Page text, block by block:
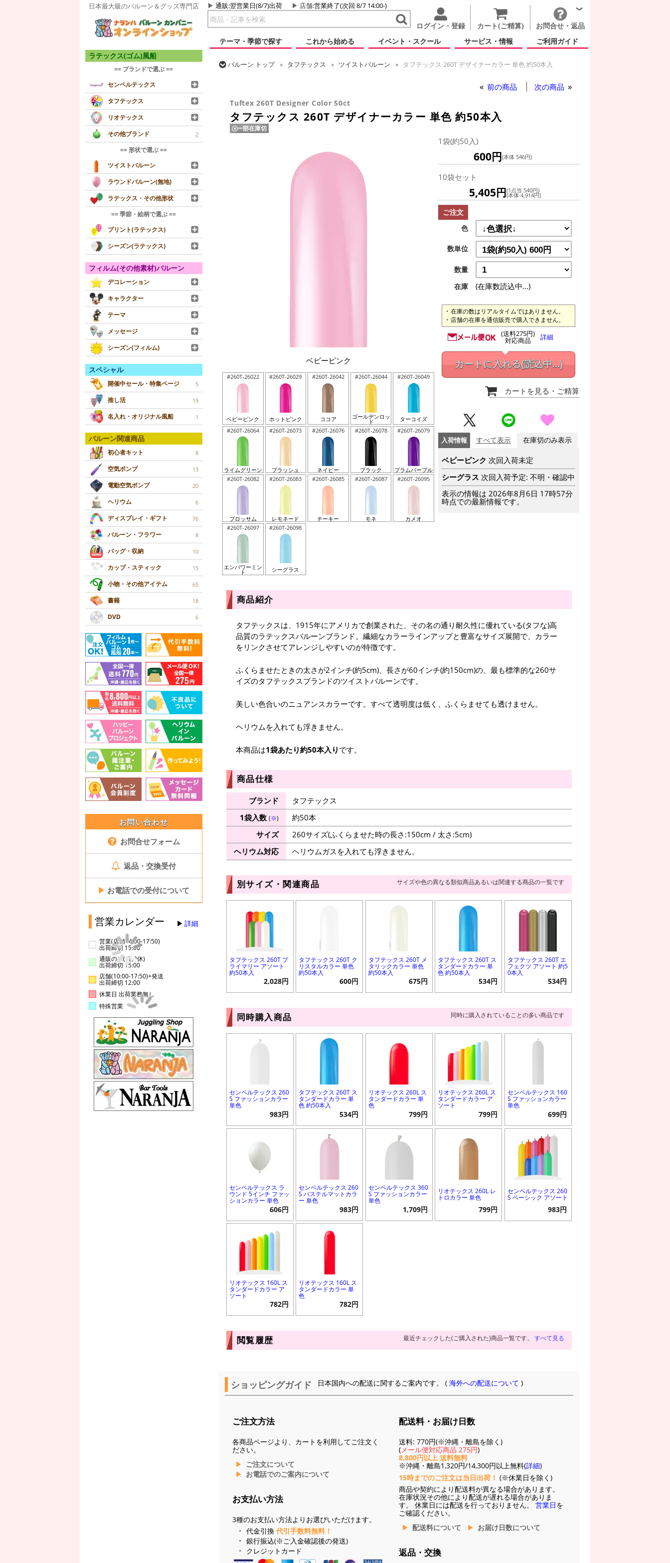
日本最大級のバルーン＆グッズ専門店 通販:翌営業日(8/7)出荷 店舗:営業終了(次回 8/7 14:00-)
ログイン・登録 カート(ご精算)
お問合せ・返品
テーマ・季節で探す
これから始める イベント・スクール サービス・情報 ご利用ガイド
ラテックス(ゴム)風船
== ブランドで選ぶ ==
センペルテックス
タフテックス
リオテックス
その他ブランド
2
== 形状で選ぶ ==
ツイストバルーン
ラウンドバルーン(無地)
ラテックス・その他形状
== 季節・絵柄で選ぶ ==
プリント(ラテックス)
シーズン(ラテックス)
フィルム(その他素材)バルーン
デコレーション
キャラクター
テーマ
メッセージ
シーズン(フィルム)
スペシャル
開催中セール・特集ページ 5
推し活 19
名入れ・オリジナル風船 1
バルーン関連商品
初心者キット 8
空気ポンプ 13
電動空気ポンプ 20
ヘリウム 6
ディスプレイ・ギフト 76
バルーン・フラワー 8
バッグ・収納 10
カップ・スティック 15
小物・その他アイテム 65
書籍 18
DVD 6
お問い合わせ
お問合せフォーム
返品・交換受付
▶ お電話での受付について
営業カレンダー 詳細
営業(店舗14:00-17:50)
出荷締切 15:00
通販のみ(店舗休)
出荷締切 15:00
店舗(10:00-17:50)+発送
出荷締切 12:00
休業日 出荷業務無し
特殊営業
バルーン トップ タフテックス ツイストバルーン
タフテックス 260T デザイナーカラー 単色 約50本入
前の商品 次の商品
Tuftex 260T Designer Color 50ct
タフテックス 260T デザイナーカラー 単色 約50本入
一部在庫切
ベビーピンク
#260T-26022
ベビーピンク
#260T-26029
ホットピンク
#260T-26042
ココア
#260T-26044
ゴールデンロッ
ド
#260T-26049
ターコイズ
#260T-26064
ライムグリーン
#260T-26073
ブラッシュ
#260T-26076
ネイビー
#260T-26078
ブラック
#260T-26079
プラムパープル
#260T-26082
ブロッサム
#260T-26083
レモネード
#260T-26085
チーキー
#260T-26087
モネ
#260T-26095
カメオ
#260T-26097
エンパワーミン
ト
#260T-26098
シーグラス
1袋(約50入)
600円(本体 546円)
10袋セット
5,405円(1点当 540円)
(本体 4,914円)
ご注文
色
数単位
数量
在庫
(在庫数読込中...)
在庫の数はリアルタイムではありません。
店舗の在庫を通信販売で購入できません。
(送料275円)
対応商品 詳細
カートに入れる(読込中...)
カートを見る ・ご精算
入荷情報 すべて表示 在庫切のみ表示
ベビーピンク 次回入荷未定
シーグラス 次回入荷予定: 不明・確認中
表示の情報は 2026年8月6日 17時57分
時点での最新情報です。
商品紹介
タフテックスは、1915年にアメリカで創業された、その名の通り耐久性に優れている(タフな)高
品質のラテックスバルーンブランド。繊細なカラーラインアップと豊富なサイズ展開で、カラー
をリンクさせてアレンジしやすいのが特徴です。
ふくらませたときの太さが2インチ(約5cm)、長さが60インチ(約150cm)の、最も標準的な260サ
イズのタフテックスブランドのツイストバルーンです。
美しい色合いのニュアンスカラーです。すべて透明度は低く、ふくらませても透けません。
ヘリウムを入れても浮きません。
本商品は1袋あたり約50本入り です。
商品仕様
ブランド
タフテックス
1袋入数 (※)
約50本
サイズ
260サイズ(ふくらませた時の長さ:150cm / 太さ:5cm)
ヘリウム対応
ヘリウムガスを入れても浮きません。
別サイズ・関連商品 サイズや色の異なる類似商品あるいは関連する商品の一覧です
タフテックス 260T プ
ライマリー アソート
約50本入
2,028円
タフテックス 260T ク
リスタルカラー 単色
約50本入
600円
タフテックス 260T メ
タリックカラー 単色
約50本入
675円
タフテックス 260T ス
タンダードカラー 単
色 約50本入
534円
タフテックス 260T エ
フェクツ アソート 約5
0本入
534円
同時購入商品 同時に購入されていることの多い商品です
センペルテックス 260
S ファッションカラー
単色
983円
タフテックス 260T ス
タンダードカラー 単
色 約50本入
534円
リオテックス 260L ス
タンダードカラー 単
色
799円
リオテックス 260L ス
タンダードカラー ア
ソート
799円
センペルテックス 160
S ファッションカラー
単色
699円
センペルテックス ラ
ウンド 5インチ ファッ
ションカラー 単色
606円
センペルテックス 260
S パステルマットカラ
ー 単色
983円
センペルテックス 360
S ファッションカラー
単色
1,709円
リオテックス 260L レ
トロカラー 単色
799円
センペルテックス 260
S ベーシック アソート
983円
リオテックス 160L ス
タンダードカラー ア
ソート
782円
リオテックス 160L ス
タンダードカラー 単
色
782円
閲覧履歴 最近チェックした(ご購入された)商品一覧です。 すべて見る
ショッピングガイド 日本国内への配送に関するご案内です。 (海外への配送について )
ご注文方法
各商品ページより、カートを利用してご注文く
ださい。
ご注文について
お電話でのご案内について
お支払い方法
3種のお支払い方法よりお選びいただけます。
代金引換 代引手数料無料！
銀行振込(※ご入金確認後の発送)
クレジットカード
配送料・お届け日数
送料: 770円(※沖縄・離島を除く)
(メール便対応商品 275円)
8,800円以上 送料無料
※沖縄・離島1,320円/14,300円以上無料(詳細)
15時までのご注文は当日出荷！ (※休業日を除く)
商品や契約により配送料が異なる場合があります。
在庫状況その他により配送が遅れる場合がありま
す。 休業日には配送を行っておりません。 営業日を
ご確認ください。
配送料について
お届け日数について
返品・交換